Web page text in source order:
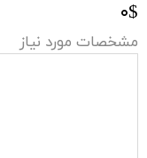
۰$
مشخصات مورد نیاز